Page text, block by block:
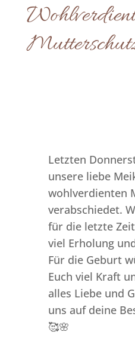
Letzten
unsere liebe
wohlverdienten
verabschiedet.
für die letzte
viel Erholung
Für die Geburt
Euch viel Kraft
alles Liebe und
uns auf deine
🥰🌸